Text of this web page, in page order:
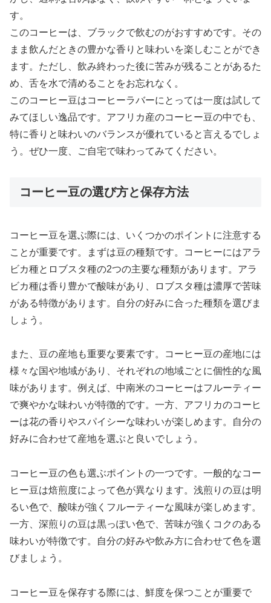
す。
このコーヒーは、ブラックで飲むのがおすすめです。その
まま飲んだときの豊かな香りと味わいを楽しむことができ
ます。ただし、飲み終わった後に苦みが残ることがあるた
め、舌を水で清めることをお忘れなく。
このコーヒー豆はコーヒーラバーにとっては一度は試して
みてほしい逸品です。アフリカ産のコーヒー豆の中でも、
特に香りと味わいのバランスが優れていると言えるでしょ
う。ぜひ一度、ご自宅で味わってみてください。
コーヒー豆の選び方と保存方法
コーヒー豆を選ぶ際には、いくつかのポイントに注意する
ことが重要です。まずは豆の種類です。コーヒーにはアラ
ビカ種とロブスタ種の2つの主要な種類があります。アラ
ビカ種は香り豊かで酸味があり、ロブスタ種は濃厚で苦味
がある特徴があります。自分の好みに合った種類を選びま
しょう。
また、豆の産地も重要な要素です。コーヒー豆の産地には
様々な国や地域があり、それぞれの地域ごとに個性的な風
味があります。例えば、中南米のコーヒーはフルーティー
で爽やかな味わいが特徴的です。一方、アフリカのコーヒ
ーは花の香りやスパイシーな味わいが楽しめます。自分の
好みに合わせて産地を選ぶと良いでしょう。
コーヒー豆の色も選ぶポイントの一つです。一般的なコー
ヒー豆は焙煎度によって色が異なります。浅煎りの豆は明
るい色で、酸味が強くフルーティーな風味が楽しめます。
一方、深煎りの豆は黒っぽい色で、苦味が強くコクのある
味わいが特徴です。自分の好みや飲み方に合わせて色を選
びましょう。
コーヒー豆を保存する際には、鮮度を保つことが重要で